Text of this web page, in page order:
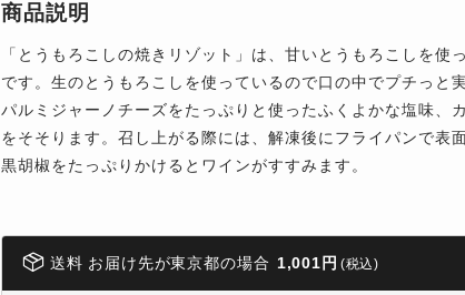
商品説明
「とうもろこしの焼きリゾット」は、甘いとうもろこしを
です。生のとうもろこしを使っているので口の中でプチっと
パルミジャーノチーズをたっぷりと使ったふくよかな塩味、
をそそります。召し上がる際には、解凍後にフライパンで表
黒胡椒をたっぷりかけるとワインがすすみます。
送料 お届け先が東京都の場合 1,001円 (税込)